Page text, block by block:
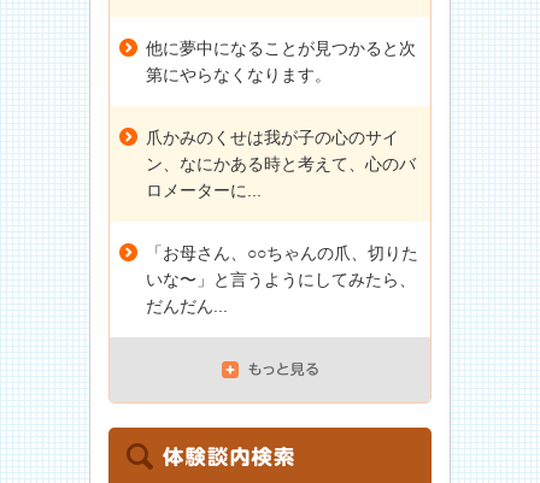
他に夢中になることが見つかると次
第にやらなくなります。
爪かみのくせは我が子の心のサイ
ン、なにかある時と考えて、心のバ
ロメーターに...
「お母さん、○○ちゃんの爪、切りた
いな〜」と言うようにしてみたら、
だんだん...